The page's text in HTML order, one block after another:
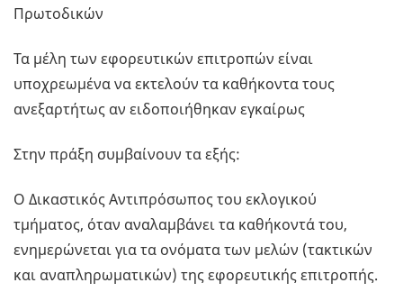
Πρωτοδικών
Τα μέλη των εφορευτικών επιτροπών είναι
υποχρεωμένα να εκτελούν τα καθήκοντα τους
ανεξαρτήτως αν ειδοποιήθηκαν εγκαίρως
Στην πράξη συμβαίνουν τα εξής:
Ο Δικαστικός Αντιπρόσωπος του εκλογικού
τμήματος, όταν αναλαμβάνει τα καθήκοντά του,
ενημερώνεται για τα ονόματα των μελών (τακτικών
και αναπληρωματικών) της εφορευτικής επιτροπής.